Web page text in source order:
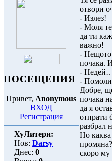
ПОСЕЩЕНИЯ
Привет, Anonymous
ВХОД
Регистрация
ХуЛитери:
Нов: Darsy
Днес: 0
отвори
- Излез!
- Моля
да ти
важно!
- Нещото
почака.
-
-
Добре,
почака
да я
отпрати
разбрал
Но каква
скоро му